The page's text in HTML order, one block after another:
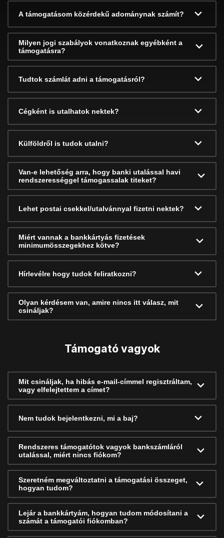
A támogatásom közérdekű adománynak számít?
Milyen jogi szabályok vonatkoznak egyébként a
támogatásra?
Tudtok számlát adni a támogatásról?
Cégként is utalhatok nektek?
Külföldről is tudok utalni?
Van-e lehetőség arra, hogy banki utalással havi
rendszerességgel támogassalak titeket?
Lehet postai csekkel/utalvánnyal fizetni nektek?
Miért vannak a bankkártyás fizetések
minimumösszegekhez kötve?
Hírlevélre hogy tudok feliratkozni?
Olyan kérdésem van, amire nincs itt válasz, mit
csináljak?
Támogató vagyok
Mit csináljak, ha hibás e-mail-címmel regisztráltam,
vagy elfelejtettem a címet?
Nem tudok bejelentkezni, mi a baj?
Rendszeres támogatótok vagyok bankszámláról
utalással, miért nincs fiókom?
Szeretném megváltoztatni a támogatási összeget,
hogyan tudom?
Lejár a bankkártyám, hogyan tudom módosítani a
számát a támogatói fiókomban?